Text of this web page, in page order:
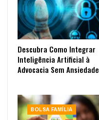
Descubra Como Integrar
Inteligência Artificial à
Advocacia Sem Ansiedade
BOLSA FAMÍLIA